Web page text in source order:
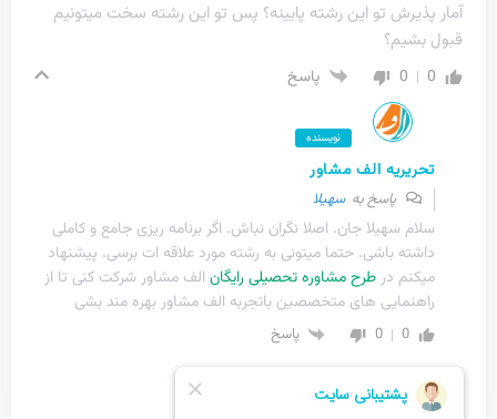
آمار پذیرش تو این رشته پایینه؟ پس تو این رشته سخت میتونیم
قبول بشیم؟
0
0 پاسخ
نویسنده
تحریریه الف مشاور
پاسخ بهسهیلا
سلام سهیلا جان. اصلا نگران نباش. اگر برنامه ریزی جامع و کاملی
داشته باشی. حتما میتونی به رشته مورد علاقه ات برسی. پیشنهاد
میکنم درطرح مشاوره تحصیلی رایگان الف مشاور شرکت کنی تا از
راهنمایی های متخصصین باتجربه الف مشاور بهره مند بشی
0
0 پاسخ